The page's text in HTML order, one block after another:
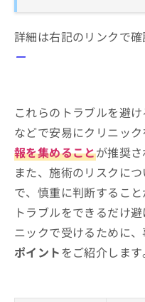
詳細は右記のリンクで確
ー
これらのトラブルを避
などで安易にクリニッ
報を集めることが推奨さ
また、施術のリスクに
で、慎重に判断すること
トラブルをできるだけ
ニックで受けるために
ポイントをご紹介します